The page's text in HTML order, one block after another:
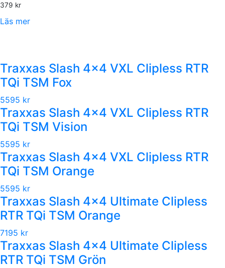
379 kr
Läs mer
Traxxas Slash 4x4 VXL Clipless RTR
TQi TSM Fox
5595 kr
Traxxas Slash 4x4 VXL Clipless RTR
TQi TSM Vision
5595 kr
Traxxas Slash 4x4 VXL Clipless RTR
TQi TSM Orange
5595 kr
Traxxas Slash 4x4 Ultimate Clipless
RTR TQi TSM Orange
7195 kr
Traxxas Slash 4x4 Ultimate Clipless
RTR TQi TSM Grön